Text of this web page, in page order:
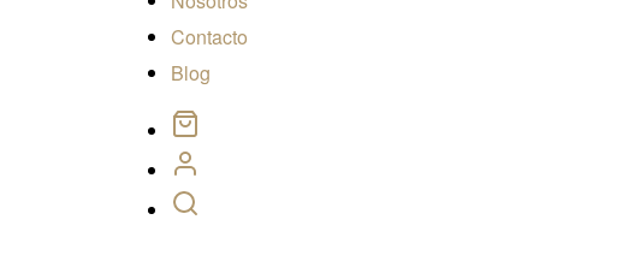
Contacto
Blog